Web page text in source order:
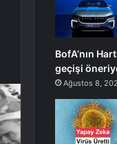
BofA’nın
geçişi
Ağustos 8,